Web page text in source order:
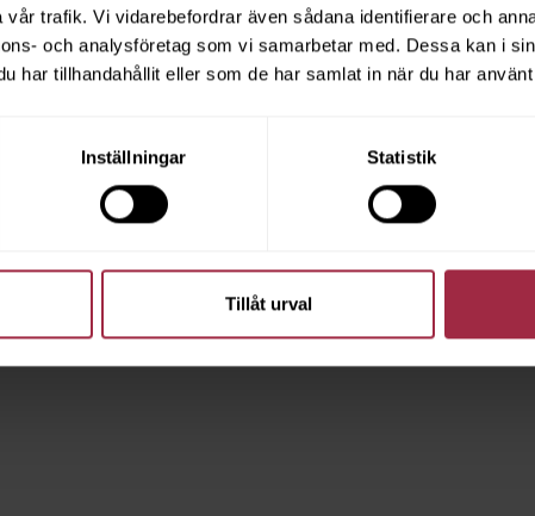
trafik. Vi vidarebefordrar även sådana identifierare och
och analysföretag som vi samarbetar med. Dessa kan i
har tillhandahållit eller som de har samlat in när du har
Inställningar Statistik
Tillåt urval